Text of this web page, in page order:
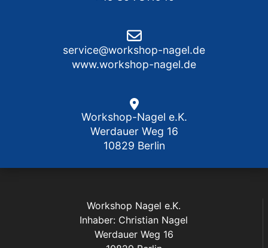
service@workshop-nagel.de
www.workshop-nagel.de
Workshop-Nagel e.K.
Werdauer Weg 16
10829 Berlin
Workshop Nagel e.K.
Inhaber: Christian Nagel
Werdauer Weg 16